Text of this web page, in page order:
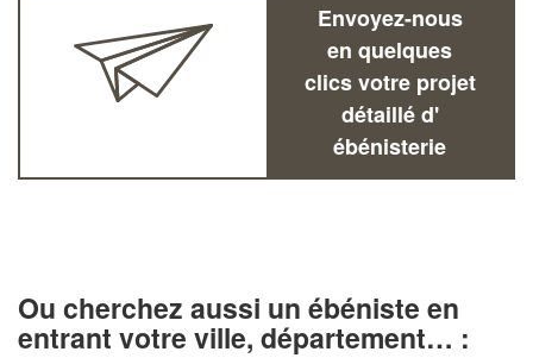
Envoyez-nous
en quelques
clics votre projet
détaillé d'
ébénisterie
Ou cherchez aussi un ébéniste en
entrant votre ville, département… :